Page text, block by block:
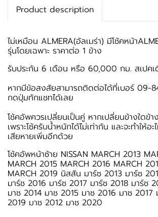
Product description
ไม่เหมือน ALMERA(อัลเมร่า) มีโช้คหน้า
รุ่นโดยเฉพาะ ราคาต่อ 1 ข้าง
รับประกัน 6 เดือน หรือ 60,000 กม. สเปค
หากมีข้อสงสัยสามารถติดต่อได้ที่เบอร์ 09-
กดปุ่มทักแชทได้เลย
โช้คอัพควรเปลี่ยนเป็นคู่ หากเปลี่ยนข้างใดข้า
เพราะโช้ครับน้ำหนักได้ไม่เท่ากัน และจะทำให้
เสียหายเพิ่มอีกด้วย
โช้คอัพหน้าซ้าย NISSAN MARCH 2013
MARCH 2015 MARCH 2016 MARCH
MARCH 2019 นิสสัน มาร์ช 2013 มาร์ช
มาร์ช 2016 มาร์ช 2017 มาร์ช 2018 มาร์ช
มาช 2014 มาช 2015 มาช 2016 มาช 2017
2019 มาช 2012 มาช 2020